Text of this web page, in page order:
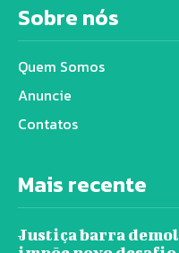
Sobre nós
Quem Somos
Anuncie
Contatos
Mais recente
Justiça barra